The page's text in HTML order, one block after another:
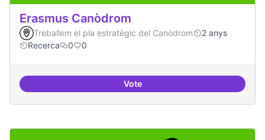
Erasmus Canòdrom
Treballem el pla estratègic del Canòdrom
2 anys
Recerca
0 0
VoteErasmus Canòdrom